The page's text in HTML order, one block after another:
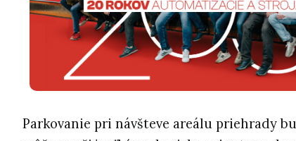
Parkovanie pri návšteve areálu priehrady